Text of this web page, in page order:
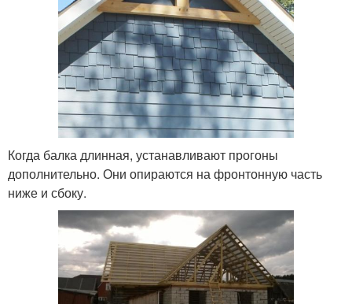
Когда балка длинная, устанавливают прогоны
дополнительно. Они опираются на фронтонную часть
ниже и сбоку.